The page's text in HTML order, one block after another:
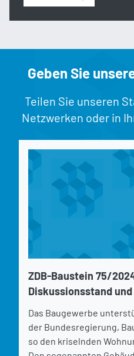
Geben Sie
Teilen Sie unseren
Netzwerken oder in
ZDB-Baustein 75/
Diskussionsstand
Das Baugewerbe
der Bundesregierung,
so den kriselnden